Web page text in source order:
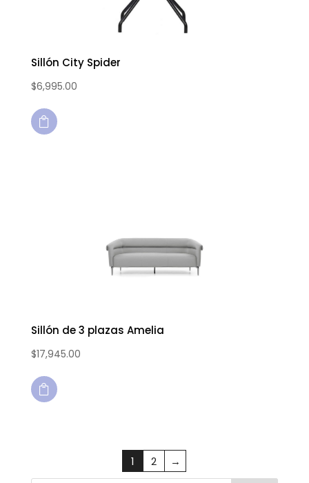
Sillón City Spider
$6,995.00

Sillón de 3 plazas Amelia
$17,945.00

1 2 →